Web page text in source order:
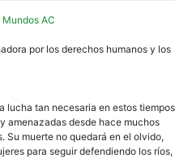
Mundos AC
por los derechos humanos y los
lucha tan necesaria en estos tiempos
amenazadas desde hace muchos
Su muerte no quedará en el olvido,
para seguir defendiendo los ríos,